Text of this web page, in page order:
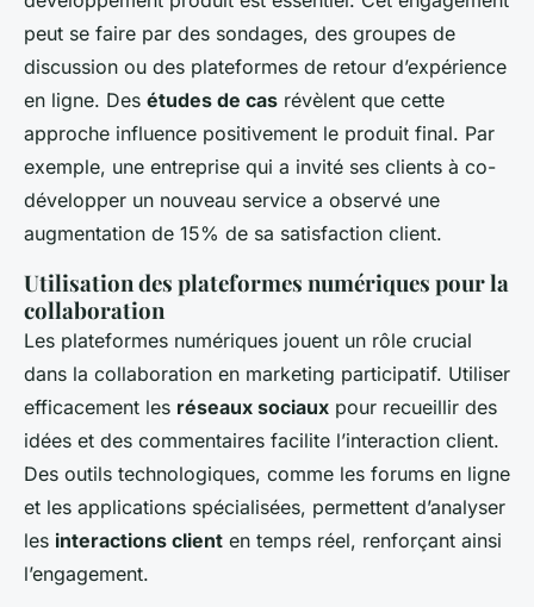
peut se faire par des sondages, des groupes de
discussion ou des plateformes de retour d’expérience
en ligne. Des études de cas révèlent que cette
approche influence positivement le produit final. Par
exemple, une entreprise qui a invité ses clients à co-
développer un nouveau service a observé une
augmentation de 15% de sa satisfaction client.
Utilisation des plateformes numériques pour la
collaboration
Les plateformes numériques jouent un rôle crucial
dans la collaboration en marketing participatif. Utiliser
efficacement les réseaux sociaux pour recueillir des
idées et des commentaires facilite l’interaction client.
Des outils technologiques, comme les forums en ligne
et les applications spécialisées, permettent d’analyser
les interactions client en temps réel, renforçant ainsi
l’engagement.